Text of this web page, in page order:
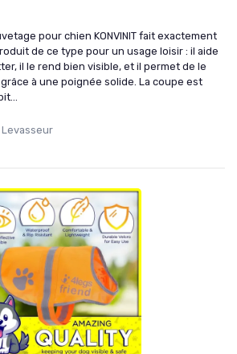
pour chien KONVINIT fait exactement
de ce type pour un usage loisir : il aide
il le rend bien visible, et il permet de le
à une poignée solide. La coupe est